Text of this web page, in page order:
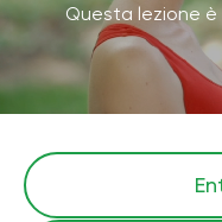
Questa lezione